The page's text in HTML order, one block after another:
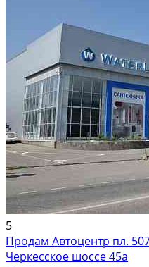
5
Продам Автоцентр пл.
Черкесское шоссе 45а